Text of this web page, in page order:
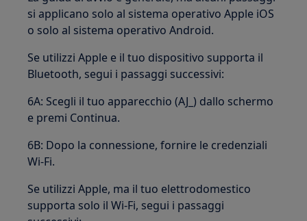
si applicano solo al sistema operativo Apple iOS
o solo al sistema operativo Android.
Se utilizzi Apple e il tuo dispositivo supporta il
Bluetooth, segui i passaggi successivi:
6A: Scegli il tuo apparecchio (AJ_) dallo schermo
e premi Continua.
6B: Dopo la connessione, fornire le credenziali
Wi-Fi.
Se utilizzi Apple, ma il tuo elettrodomestico
supporta solo il Wi-Fi, segui i passaggi